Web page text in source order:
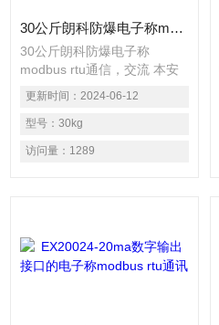
30公斤朗科防爆电子称modbus rtu通信
30公斤朗科防爆电子称
modbus rtu通信，交流 本安
型输出电源:AC100～
250V,DC9V(LP7350-S9型）
直流 防爆镍氢电池组：
DC7.2V/4Ah；
RS232、RS485、
更新时间： 2024-06-12
型号： 30kg
访问量： 1289